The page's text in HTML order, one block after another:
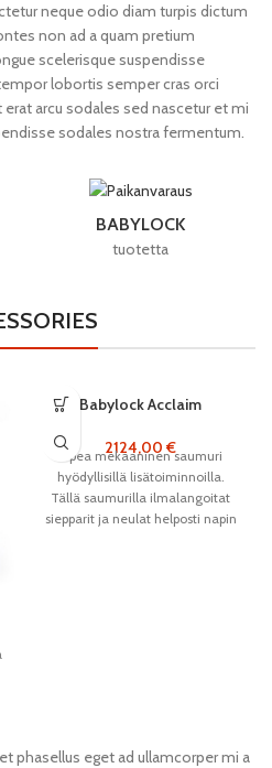
neque odio diam turpis dictum
non ad a quam pretium
scelerisque suspendisse
lobortis semper cras orci
arcu sodales sed nascetur et mi
sodales nostra fermentum.
BABYLOCK
tuotetta
Babylock Acclaim
2124,00€
Upea mekaaninen saumuri
hyödyllisillä lisätoiminnoilla.
Tällä saumurilla ilmalangoitat
siepparit ja neulat helposti napin
phasellus eget ad ullamcorper mi a